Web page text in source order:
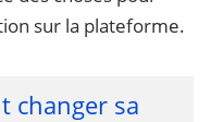
sur la plateforme.
changer sa